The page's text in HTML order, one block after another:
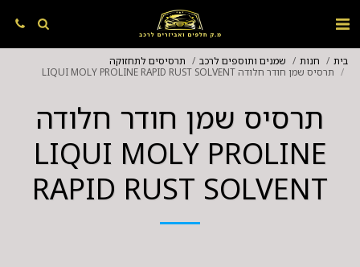
בית חנות שמנים ותוספים לרכב
תרסיסים לתחזוקה
תרסיס שמן חודר חלודה LIQUI MOLY PROLINE RAPID RUST SOLVENT
תרסיס שמן חודר חלודה
LIQUI MOLY PROLINE
RAPID RUST SOLVENT